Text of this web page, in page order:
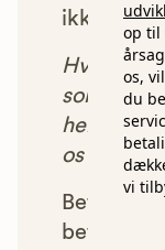
op til
os,
du
vi
ikke blive
Hver
som vi
henvist
os et
betyder,